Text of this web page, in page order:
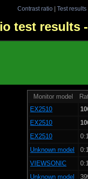
Contrast ratio| Test results
test results
Monitor model
EX2510
EX2510
EX2510
Unknown model
VIEWSONIC
Unknown model